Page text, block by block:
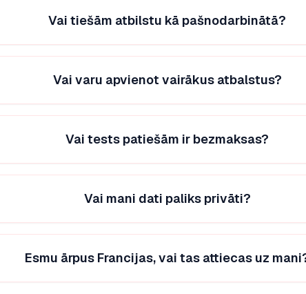
Vai tiešām atbilstu kā pašnodarbinātā?
Vai varu apvienot vairākus atbalstus?
Vai tests patiešām ir bezmaksas?
Vai mani dati paliks privāti?
Esmu ārpus Francijas, vai tas attiecas uz